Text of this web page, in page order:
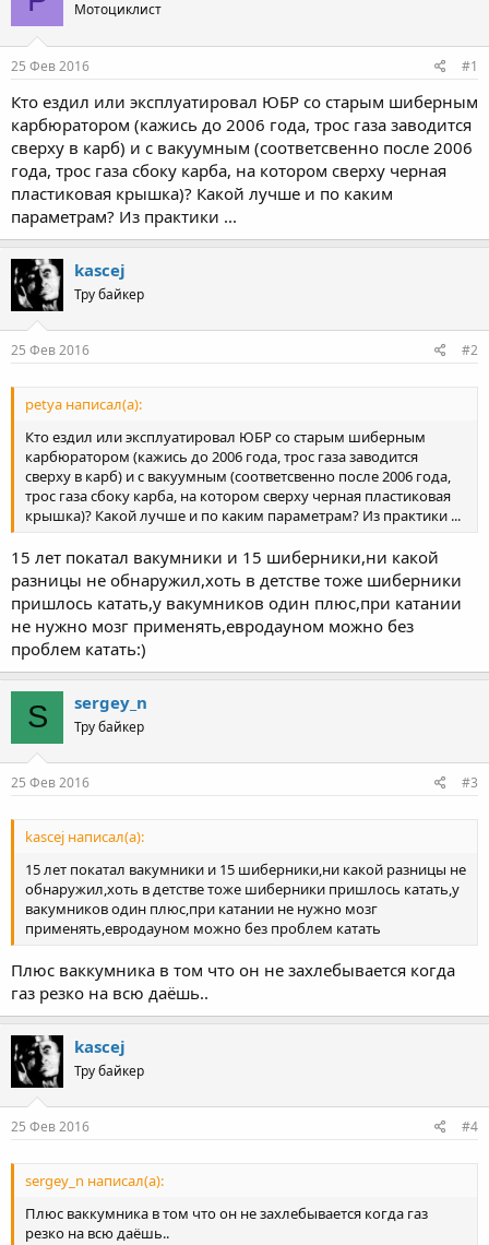
Мотоциклист
25 Фев 2016 #1
Кто ездил или эксплуатировал ЮБР со старым шиберным
карбюратором (кажись до 2006 года, трос газа заводится
сверху в карб) и с вакуумным (соответсвенно после 2006
года, трос газа сбоку карба, на котором сверху черная
пластиковая крышка)? Какой лучше и по каким
параметрам? Из практики ...
kascej
Тру байкер
25 Фев 2016 #2
petya написал(а):
Кто ездил или эксплуатировал ЮБР со старым шиберным
карбюратором (кажись до 2006 года, трос газа заводится
сверху в карб) и с вакуумным (соответсвенно после 2006 года,
трос газа сбоку карба, на котором сверху черная пластиковая
крышка)? Какой лучше и по каким параметрам? Из практики ...
15 лет покатал вакумники и 15 шиберники,ни какой
разницы не обнаружил,хоть в детстве тоже шиберники
пришлось катать,у вакумников один плюс,при катании
не нужно мозг применять,евродауном можно без
проблем катать:)
S sergey_n
Тру байкер
25 Фев 2016 #3
kascej написал(а):
15 лет покатал вакумники и 15 шиберники,ни какой разницы не
обнаружил,хоть в детстве тоже шиберники пришлось катать,у
вакумников один плюс,при катании не нужно мозг
применять,евродауном можно без проблем катать
Плюс ваккумника в том что он не захлебывается когда
газ резко на всю даёшь..
kascej
Тру байкер
25 Фев 2016 #4
sergey_n написал(а):
Плюс ваккумника в том что он не захлебывается когда газ
резко на всю даёшь..